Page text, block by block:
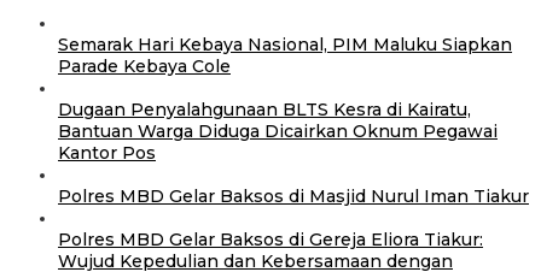
Semarak Hari Kebaya Nasional, PIM Maluku Siapkan
Parade Kebaya Cole
Dugaan Penyalahgunaan BLTS Kesra di Kairatu,
Bantuan Warga Diduga Dicairkan Oknum Pegawai
Kantor Pos
Polres MBD Gelar Baksos di Masjid Nurul Iman Tiakur
Polres MBD Gelar Baksos di Gereja Eliora Tiakur:
Wujud Kepedulian dan Kebersamaan dengan